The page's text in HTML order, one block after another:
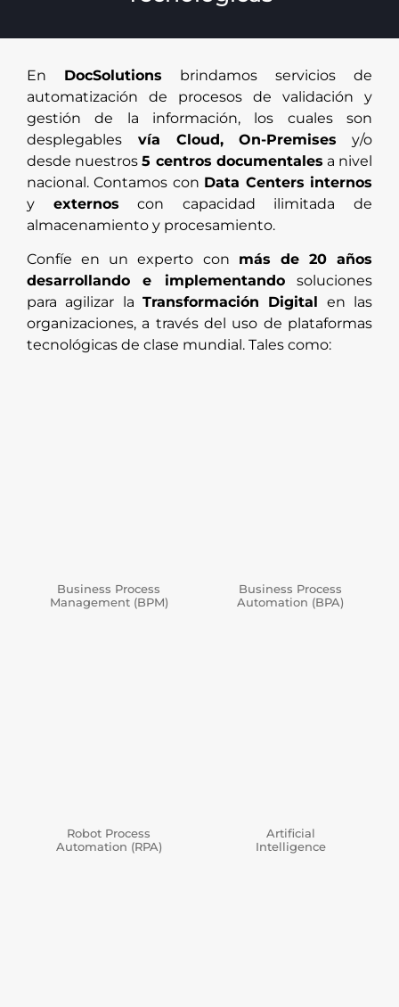
En DocSolutions brindamos servicios de
automatización de procesos de validación y
gestión de la información, los cuales son
desplegables vía Cloud, On-Premises y/o
desde nuestros5 centros documentales a nivel
nacional. Contamos con Data Centers internos
y externos con capacidad ilimitada de
almacenamiento y procesamiento.
Confíe en un experto con más de 20 años
desarrollando e implementandosoluciones
para agilizar la Transformación Digital
en las
organizaciones, a través del uso de plataformas
tecnológicas de clase mundial. Tales como:
Business Process
Management (BPM)
Business Process
Automation (BPA)
Robot Process
Automation (RPA)
Artificial
Intelligence